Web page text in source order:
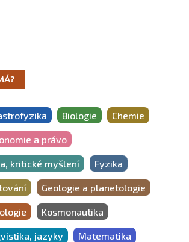
Biologie Chemie
a právo
kritické myšlení Fyzika
Geologie a planetologie
Kosmonautika
jazyky Matematika